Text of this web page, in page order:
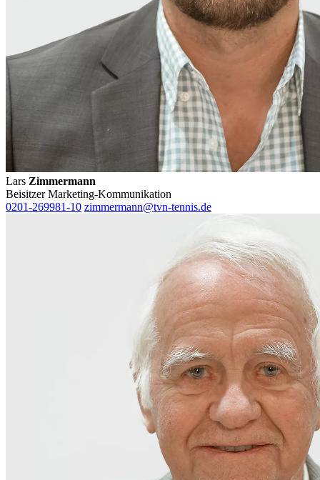
Lars Zimmermann
Beisitzer Marketing-Kommunikation
0201-269981-10 zimmermann@tvn-tennis.de